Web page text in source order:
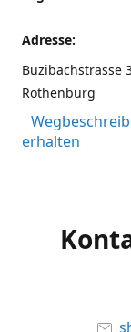
Adresse:
Buzibachstrasse
Rothenburg
erhalten